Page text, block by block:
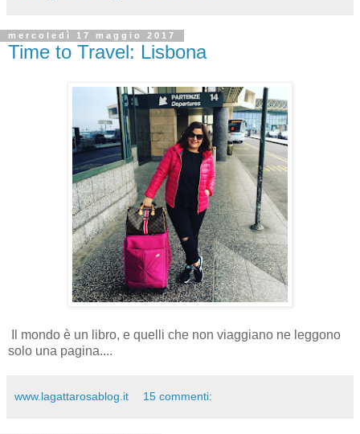
mercoledì 17 maggio 2017
Time to Travel: Lisbona
Il mondo è un libro, e quelli che non viaggiano ne leggono
solo una pagina....
www.lagattarosablog.it 15 commenti: